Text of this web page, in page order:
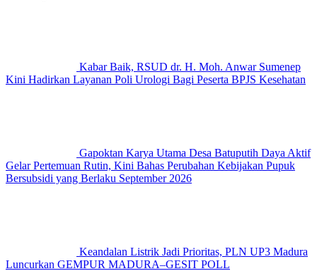
Kabar Baik, RSUD dr. H. Moh. Anwar Sumenep
Kini Hadirkan Layanan Poli Urologi Bagi Peserta BPJS Kesehatan
Gapoktan Karya Utama Desa Batuputih Daya Aktif
Gelar Pertemuan Rutin, Kini Bahas Perubahan Kebijakan Pupuk
Bersubsidi yang Berlaku September 2026
Keandalan Listrik Jadi Prioritas, PLN UP3 Madura
Luncurkan GEMPUR MADURA–GESIT POLL